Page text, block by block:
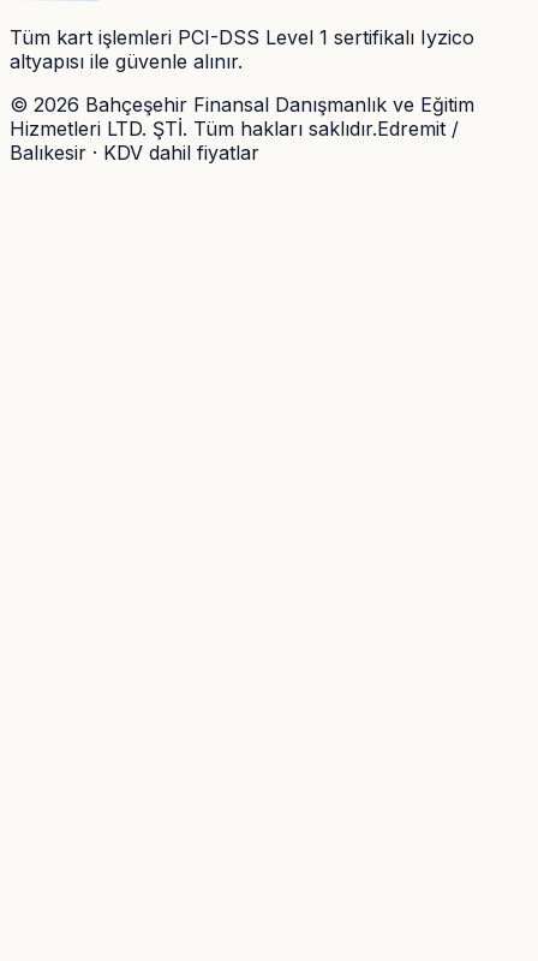
Tüm kart işlemleri PCI-DSS Level 1 sertifikalı Iyzico
altyapısı ile güvenle alınır.
© 2026 Bahçeşehir Finansal Danışmanlık ve Eğitim
Hizmetleri LTD. ŞTİ. Tüm hakları saklıdır.Edremit /
Balıkesir · KDV dahil fiyatlar